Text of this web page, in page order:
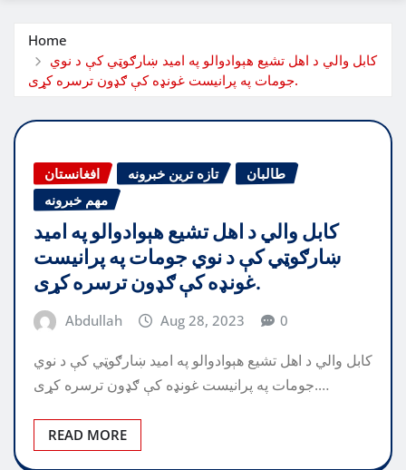
Home
کابل والي د اهل تشیع هېوادوالو په امید ښارګوټي کې د نوي
جومات په پرانیست غونډه کې ګډون ترسره کړی.
افغانستان تازه ترین خبرونه
طالبان
مهم خبرونه
کابل والي د اهل تشیع هېوادوالو په امید
ښارګوټي کې د نوي جومات په پرانیست
غونډه کې ګډون ترسره کړی.
Abdullah Aug 28, 2023 0
کابل والي د اهل تشیع هېوادوالو په امید ښارګوټي کې د نوي
جومات په پرانیست غونډه کې ګډون ترسره کړی.…
READ MORE